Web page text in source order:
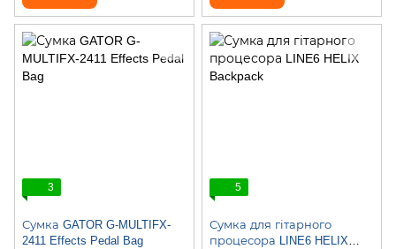
3
Сумка GATOR G-MULTIFX-
2411 Effects Pedal Bag
5
Сумка для гітарного
процесора LINE6 HELIX